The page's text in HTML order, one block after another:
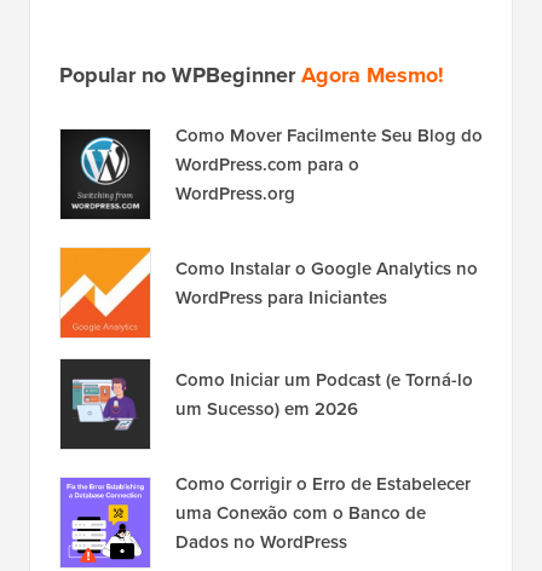
Popular no WPBeginnerAgora Mesmo!
Como Mover Facilmente Seu Blog do
WordPress.com para o
WordPress.org
Como Instalar o Google Analytics no
WordPress para Iniciantes
Como Iniciar um Podcast (e Torná-lo
um Sucesso) em 2026
Como Corrigir o Erro de Estabelecer
uma Conexão com o Banco de
Dados no WordPress